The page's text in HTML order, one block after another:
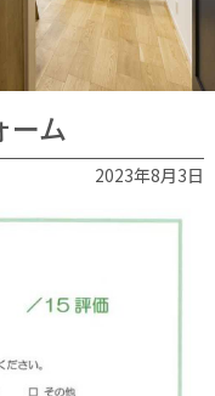
ム
2023年8月3日